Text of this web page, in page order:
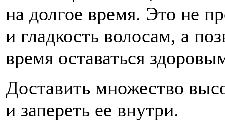
на долгое время. Это не
и гладкость волосам, а
время оставаться
Доставить множество
и запереть ее внутри.